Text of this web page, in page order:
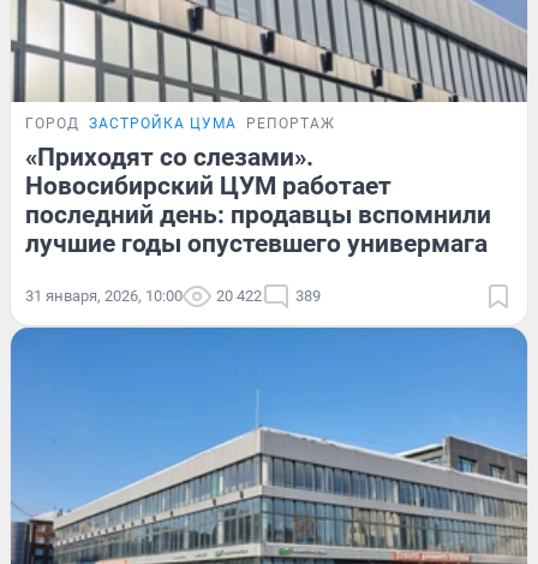
ГОРОД ЗАСТРОЙКА ЦУМА РЕПОРТАЖ
«Приходят со слезами».
Новосибирский ЦУМ работает
последний день: продавцы вспомнили
лучшие годы опустевшего универмага
31 января, 2026, 10:00 20 422 389